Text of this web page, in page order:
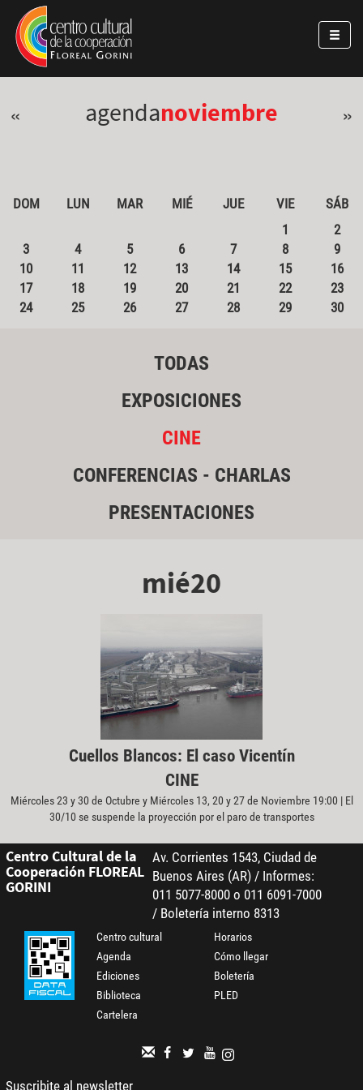
Pasar al contenido principal
Jump to main content
« agendanoviembre »
DOM LUN MAR MIÉ JUE VIE
SÁB
1
2
3
4 5 6 7 8
9
10
11 12 13 14 15
16
17
18 19 20 21 22
23
24
25 26 27 28 29 30
TODAS
EXPOSICIONES
CINE
CONFERENCIAS - CHARLAS
PRESENTACIONES
mié20
Cuellos Blancos: El caso Vicentín
CINE
Miércoles 23 y 30 de Octubre y Miércoles 13, 20 y 27 de Noviembre 19:00 | El
30/10 se suspende la proyección por el paro de transportes
Centro Cultural de la
Cooperación FLOREAL
GORINI
Av. Corrientes 1543, Ciudad de
Buenos Aires (AR) / Informes:
011 5077-8000 o 011 6091-7000
/ Boletería interno 8313
Centro cultural
Agenda
Ediciones
Biblioteca
Cartelera
Horarios
Cómo llegar
Boletería
PLED
Suscribite al newsletter